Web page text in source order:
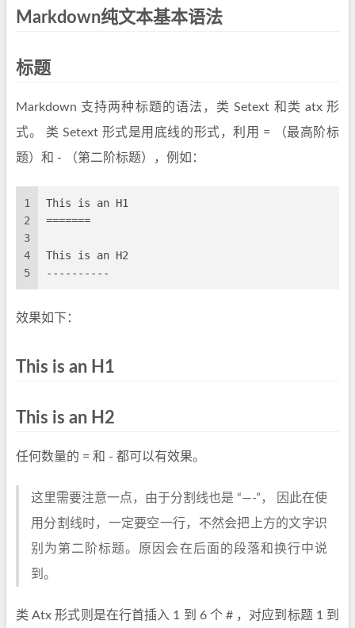
Markdown纯文本基本语法
标题
Markdown 支持两种标题的语法，类 Setext 和类 atx 形
式。 类 Setext 形式是用底线的形式，利用 = （最高阶标
题）和 - （第二阶标题），例如：
1
2
3
4
5
This is an H1
=======
This is an H2
----------
效果如下：
This is an H1
This is an H2
任何数量的 = 和 - 都可以有效果。
这里需要注意一点，由于分割线也是 “—-”， 因此在使
用分割线时，一定要空一行，不然会把上方的文字识
别为第二阶标题。原因会在后面的段落和换行中说
到。
类 Atx 形式则是在行首插入 1 到 6 个 # ，对应到标题 1 到